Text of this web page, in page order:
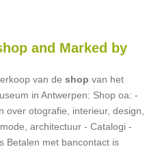
and Marked by
van deshop van het
in Antwerpen: Shop oa: -
over otografie, interieur, design,
architectuur - Catalogi -
Betalen met bancontact is